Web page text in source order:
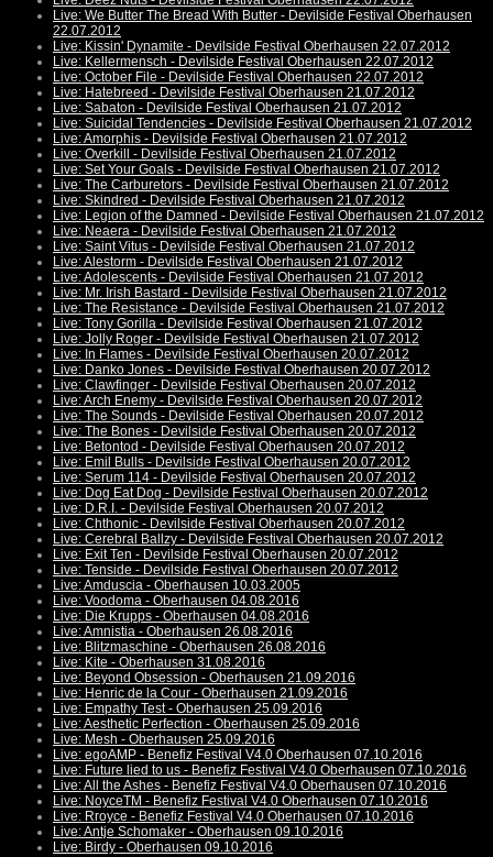
Live: We Butter The Bread With Butter - Devilside Festival Oberhausen
22.07.2012
Live: Kissin' Dynamite - Devilside Festival Oberhausen 22.07.2012
Live: Kellermensch - Devilside Festival Oberhausen 22.07.2012
Live: October File - Devilside Festival Oberhausen 22.07.2012
Live: Hatebreed - Devilside Festival Oberhausen 21.07.2012
Live: Sabaton - Devilside Festival Oberhausen 21.07.2012
Live: Suicidal Tendencies - Devilside Festival Oberhausen 21.07.2012
Live: Amorphis - Devilside Festival Oberhausen 21.07.2012
Live: Overkill - Devilside Festival Oberhausen 21.07.2012
Live: Set Your Goals - Devilside Festival Oberhausen 21.07.2012
Live: The Carburetors - Devilside Festival Oberhausen 21.07.2012
Live: Skindred - Devilside Festival Oberhausen 21.07.2012
Live: Legion of the Damned - Devilside Festival Oberhausen 21.07.2012
Live: Neaera - Devilside Festival Oberhausen 21.07.2012
Live: Saint Vitus - Devilside Festival Oberhausen 21.07.2012
Live: Alestorm - Devilside Festival Oberhausen 21.07.2012
Live: Adolescents - Devilside Festival Oberhausen 21.07.2012
Live: Mr. Irish Bastard - Devilside Festival Oberhausen 21.07.2012
Live: The Resistance - Devilside Festival Oberhausen 21.07.2012
Live: Tony Gorilla - Devilside Festival Oberhausen 21.07.2012
Live: Jolly Roger - Devilside Festival Oberhausen 21.07.2012
Live: In Flames - Devilside Festival Oberhausen 20.07.2012
Live: Danko Jones - Devilside Festival Oberhausen 20.07.2012
Live: Clawfinger - Devilside Festival Oberhausen 20.07.2012
Live: Arch Enemy - Devilside Festival Oberhausen 20.07.2012
Live: The Sounds - Devilside Festival Oberhausen 20.07.2012
Live: The Bones - Devilside Festival Oberhausen 20.07.2012
Live: Betontod - Devilside Festival Oberhausen 20.07.2012
Live: Emil Bulls - Devilside Festival Oberhausen 20.07.2012
Live: Serum 114 - Devilside Festival Oberhausen 20.07.2012
Live: Dog Eat Dog - Devilside Festival Oberhausen 20.07.2012
Live: D.R.I. - Devilside Festival Oberhausen 20.07.2012
Live: Chthonic - Devilside Festival Oberhausen 20.07.2012
Live: Cerebral Ballzy - Devilside Festival Oberhausen 20.07.2012
Live: Exit Ten - Devilside Festival Oberhausen 20.07.2012
Live: Tenside - Devilside Festival Oberhausen 20.07.2012
Live: Amduscia - Oberhausen 10.03.2005
Live: Voodoma - Oberhausen 04.08.2016
Live: Die Krupps - Oberhausen 04.08.2016
Live: Amnistia - Oberhausen 26.08.2016
Live: Blitzmaschine - Oberhausen 26.08.2016
Live: Kite - Oberhausen 31.08.2016
Live: Beyond Obsession - Oberhausen 21.09.2016
Live: Henric de la Cour - Oberhausen 21.09.2016
Live: Empathy Test - Oberhausen 25.09.2016
Live: Aesthetic Perfection - Oberhausen 25.09.2016
Live: Mesh - Oberhausen 25.09.2016
Live: egoAMP - Benefiz Festival V4.0 Oberhausen 07.10.2016
Live: Future lied to us - Benefiz Festival V4.0 Oberhausen 07.10.2016
Live: All the Ashes - Benefiz Festival V4.0 Oberhausen 07.10.2016
Live: NoyceTM - Benefiz Festival V4.0 Oberhausen 07.10.2016
Live: Rroyce - Benefiz Festival V4.0 Oberhausen 07.10.2016
Live: Antje Schomaker - Oberhausen 09.10.2016
Live: Birdy - Oberhausen 09.10.2016